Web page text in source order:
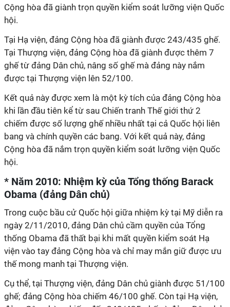
Cộng hòa đã giành trọn quyền kiểm soát lưỡng viện Quốc
hội.
Tại Hạ viện, đảng Cộng hòa đã giành được 243/435 ghế.
Tại Thượng viện, đảng Cộng hòa đã giành được thêm 7
ghế từ đảng Dân chủ, nâng số ghế mà đảng này nắm
được tại Thượng viện lên 52/100.
Kết quả này được xem là một kỳ tích của đảng Cộng hòa
khi lần đầu tiên kể từ sau Chiến tranh Thế giới thứ 2
chiếm được số lượng ghế nhiều nhất tại cả Quốc hội liên
bang và chính quyền các bang. Với kết quả này, đảng
Cộng hòa đã nắm trọn quyền kiểm soát lưỡng viện Quốc
hội.
* Năm 2010: Nhiệm kỳ của Tổng thống Barack
Obama (đảng Dân chủ)
Trong cuộc bầu cử Quốc hội giữa nhiệm kỳ tại Mỹ diễn ra
ngày 2/11/2010, đảng Dân chủ cầm quyền của Tổng
thống Obama đã thất bại khi mất quyền kiểm soát Hạ
viện vào tay đảng Cộng hòa và chỉ may mắn giữ được ưu
thế mong manh tại Thượng viện.
Cụ thể, tại Thượng viện, đảng Dân chủ giành được 51/100
ghế; đảng Cộng hòa chiếm 46/100 ghế. Còn tại Hạ viện,